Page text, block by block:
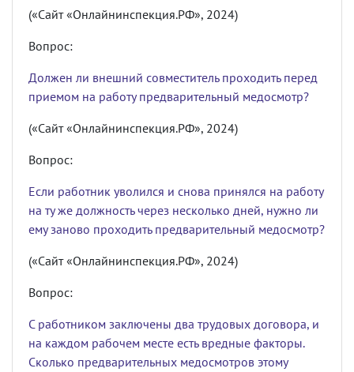
(«Сайт «Онлайнинспекция.РФ», 2024)
Вопрос:
Должен ли внешний совместитель проходить перед
приемом на работу предварительный медосмотр?
(«Сайт «Онлайнинспекция.РФ», 2024)
Вопрос:
Если работник уволился и снова принялся на работу
на ту же должность через несколько дней, нужно ли
ему заново проходить предварительный медосмотр?
(«Сайт «Онлайнинспекция.РФ», 2024)
Вопрос:
С работником заключены два трудовых договора, и
на каждом рабочем месте есть вредные факторы.
Сколько предварительных медосмотров этому